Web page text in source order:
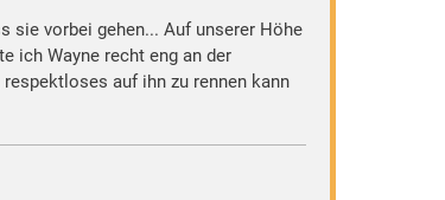
sie vorbei gehen... Auf unserer Höhe
ich Wayne recht eng an der
auf ihn zu rennen kann